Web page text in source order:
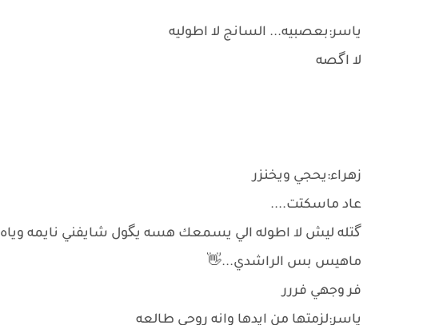
ياسر:بعصبيه... السانج لا اطوليه
لا اگصه
زهراء:يحجي ويخنزر
عاد ماسكتت....
گتله ليش لا اطوله الي يسمعك هسه يگول شايفني نايمه وياه
ماهيس بس الراشدي...👋
فر وجهي فررر
ياسر:لزمتها من ايدها وانه روحي طالعه